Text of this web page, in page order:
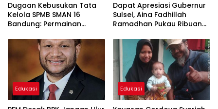
Dugaan Kebusukan Tata
Kelola SPMB SMAN 16
Bandung: Permainan
Kosong Dipertanyakan
Dapat Apresiasi Gubernur
Sulsel, Aina Fadhillah
Ramadhan Pukau Ribuan
Kemanusiaan 2026
Edukasi Edukasi